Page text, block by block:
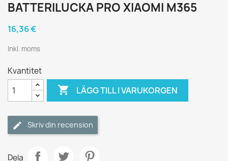
BATTERILUCKA PRO XIAOMI M365
16,36 €
Inkl. moms
Kvantitet
 LÄGG TILL I VARUKORGEN
Skriv din recension
Dela